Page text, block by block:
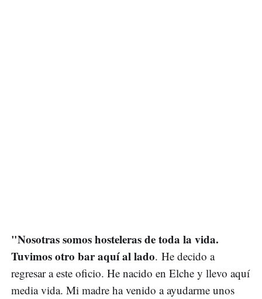
"Nosotras somos hosteleras de toda la vida.
Tuvimos otro bar aquí al lado. He decido a
regresar a este oficio. He nacido en Elche y llevo aquí
media vida. Mi madre ha venido a ayudarme unos